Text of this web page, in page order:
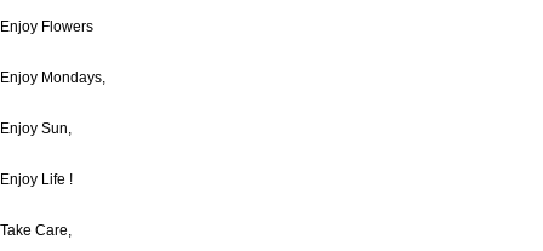
Enjoy Flowers
Enjoy Mondays,
Enjoy Sun,
Enjoy Life !
Take Care,